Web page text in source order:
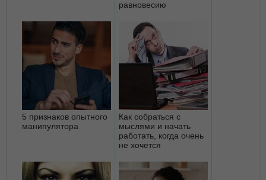
равновесию
5 признаков опытного
манипулятора
Как собраться с
мыслями и начать
работать, когда очень
не хочется